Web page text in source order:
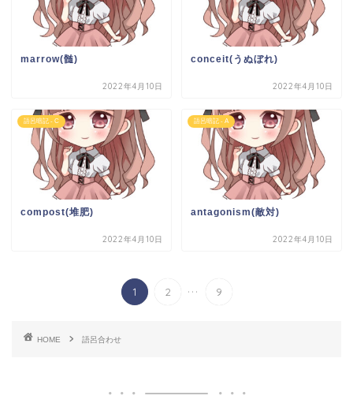
marrow(髄)
2022年4月10日
conceit(うぬぼれ)
2022年4月10日
語呂暗記 - C
compost(堆肥)
2022年4月10日
語呂暗記 - A
antagonism(敵対)
2022年4月10日
1 2 ... 9
HOME 語呂合わせ